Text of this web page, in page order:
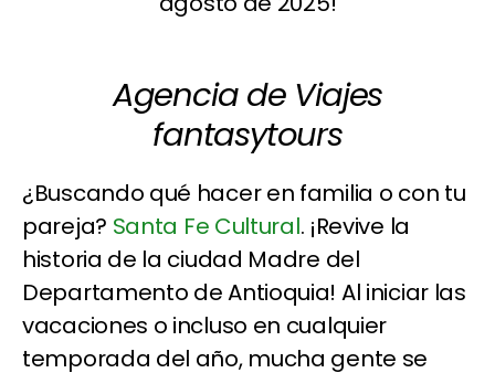
Agencia de Viajes
fantasytours
¿Buscando qué hacer en familia o con tu
pareja? Santa Fe Cultural. ¡Revive la
historia de la ciudad Madre del
Departamento de Antioquia! Al iniciar las
vacaciones o incluso en cualquier
temporada del año, mucha gente se